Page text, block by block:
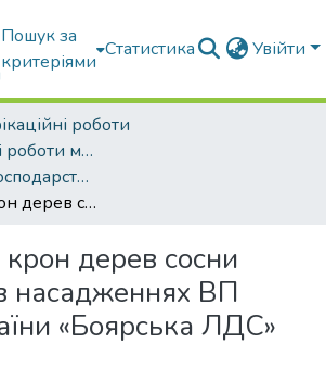
Пошук за
критеріями
Статистика Увійти
роботи
Кваліфікаційні роботи магістрів
ОПП "Лісове господарство"
Параметри крон дерев сосни звичайної в насадженнях ВП НУБіП України «Боярська ЛДС»
дерев сосни
насадженнях ВП
«Боярська ЛДС»